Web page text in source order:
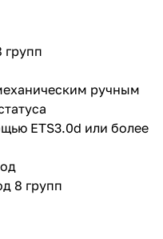
ручным
ETS3.0d или более
8 групп